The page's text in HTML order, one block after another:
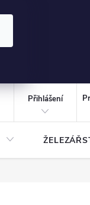
Přihlášení